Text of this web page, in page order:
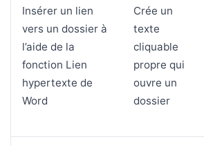
Insérer un lien
vers un dossier à
l’aide de la
fonction Lien
hypertexte de
Word
Crée un
texte
cliquable
propre qui
ouvre un
dossier